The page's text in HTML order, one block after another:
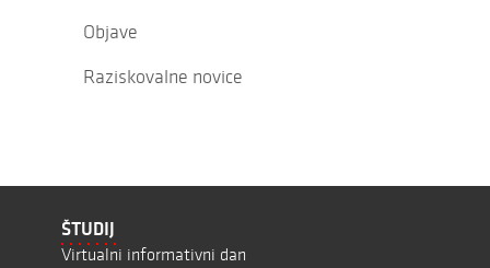
Objave
Raziskovalne novice
ŠTUDIJ
Virtualni informativni dan